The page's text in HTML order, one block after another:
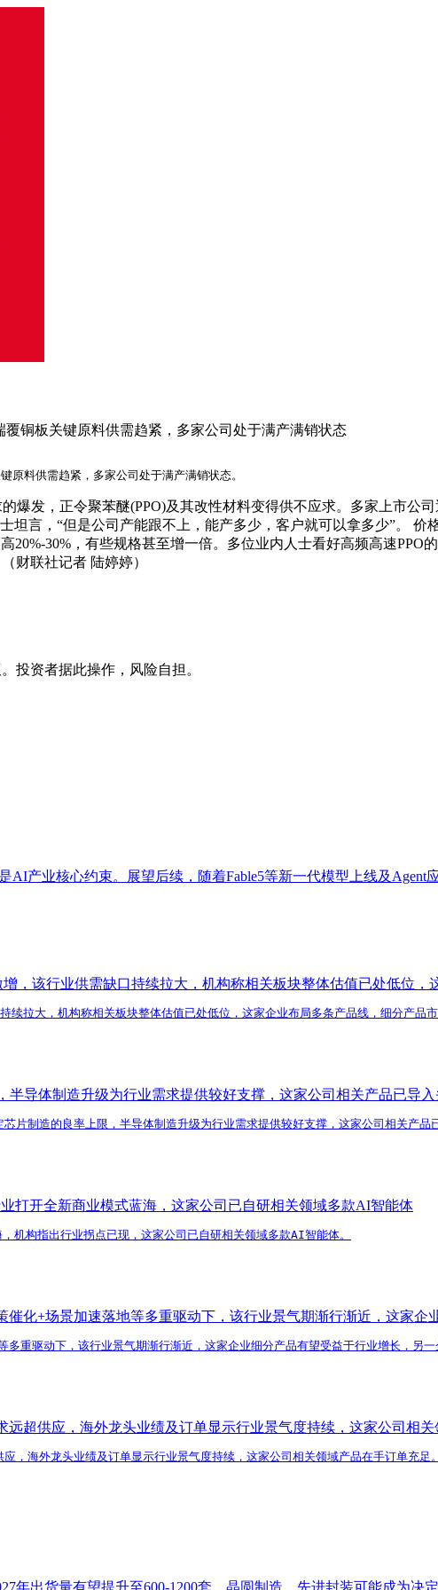
覆铜板关键原料供需趋紧，多家公司处于满产满销状态
原料供需趋紧，多家公司处于满产满销状态。
爆发，正令聚苯醚(PPO)及其改性材料变得供不应求。多家上市公
坦言，“但是公司产能跟不上，能产多少，客户就可以拿多少”。
20%-30%，有些规格甚至增一倍。多位业内人士看好高频高速
财联社记者 陆婷婷）
投资者据此操作，风险自担。
AI产业核心约束。展望后续，随着Fable5等新一代模型上线及
，该行业供需缺口持续拉大，机构称相关板块整体估值已处低位，
拉大，机构称相关板块整体估值已处低位，这家企业布局多条产品线，细分产品市
半导体制造升级为行业需求提供较好支撑，这家公司相关产品已导
片制造的良率上限，半导体制造升级为行业需求提供较好支撑，这家公司相关产品
打开全新商业模式蓝海，这家公司已自研相关领域多款AI智能体
机构指出行业拐点已现，这家公司已自研相关领域多款AI智能体。
催化+场景加速落地等多重驱动下，该行业景气期渐行渐近，这家企
重驱动下，该行业景气期渐行渐近，这家企业细分产品有望受益于行业增长，另
远超供应，海外龙头业绩及订单显示行业景气度持续，这家公司相
，海外龙头业绩及订单显示行业景气度持续，这家公司相关领域产品在手订单充足。
年出货量有望提升至600-1200套，晶圆制造、先进封装可能成为决